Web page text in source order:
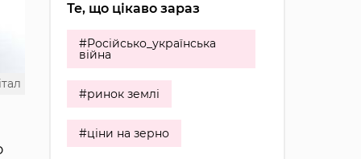
Те, що цікаво зараз
#Російсько_українська
війна
#ринок землі
#ціни на зерно